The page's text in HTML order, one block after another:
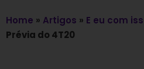
Home » Artigos » E eu com
Prévia do 4T20